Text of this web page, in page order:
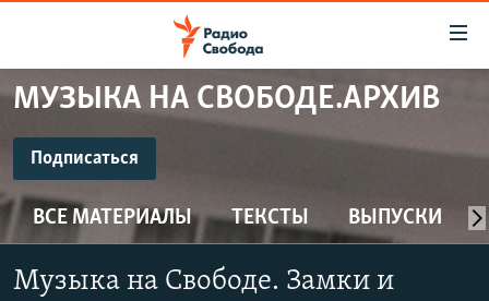
упрощенного
Вернуться
к
основному
содержанию
Вернутся
ПРОГРАММЫ
ПОДКАСТЫ
АВТОРСКИЕ ПРОЕКТЫ
ЦИТАТЫ СВОБОДЫ
МНЕНИЯ
МУЗЫКА НА СВОБОДЕ.АРХИВ
Подписаться
CastBox
ВСЕ МАТЕРИАЛЫ ТЕКСТЫ ВЫПУСКИ
Музыка на Свободе. Замки и